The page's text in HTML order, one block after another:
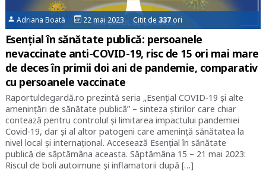
Adriana Boată 22 mai 2023 Citit de337ori
Esențial în sănătate publică: persoanele
nevaccinate anti-COVID-19, risc de 15 ori mai mare
de deces în primii doi ani de pandemie, comparativ
cu persoanele vaccinate
Raportuldegardă.ro prezintă seria „Esențial COVID-19 și alte
amenințări de sănătate publică” – sinteza știrilor care chiar
contează pentru controlul și limitarea impactului pandemiei
Covid-19, dar și al altor patogeni care amenință sănătatea la
nivel local și internațional. Accesează Esențial în sănătate
publică de săptămâna aceasta. Săptămâna 15 – 21 mai 2023:
Riscul de boli autoimune și inflamatorii după […]